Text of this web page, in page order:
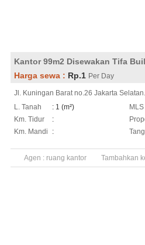
Kantor 99m2 Disewakan Tifa
Harga sewa : Rp.1 Per Day
Jl. Kuningan Barat no.26 Jakarta Selatan.
L. Tanah
: 1 (m²)
Km. Tidur
:
Km. Mandi
:
Agen : ruang kantor Tambahkan